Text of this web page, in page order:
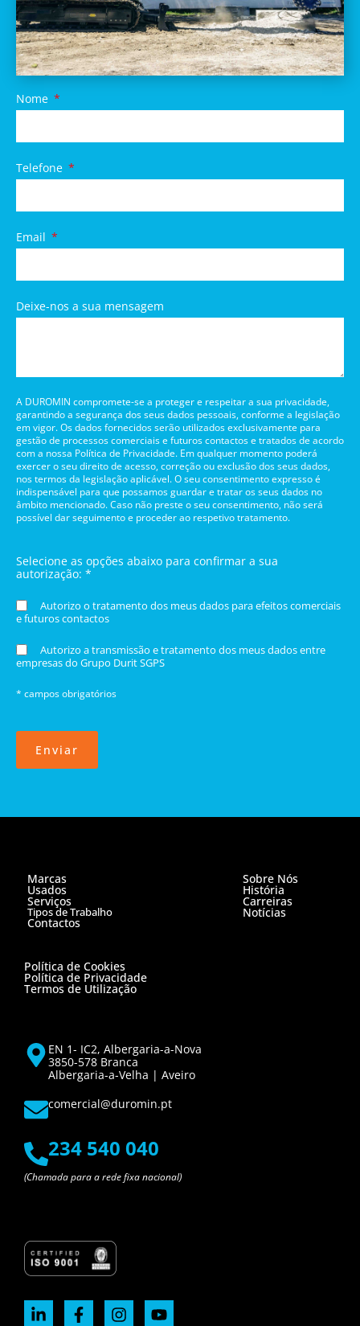
Nome
Telefone
Email
Deixe-nos a sua mensagem
A DUROMIN compromete-se a proteger e respeitar a sua privacidade,
garantindo a segurança dos seus dados pessoais, conforme a legislação
em vigor. Os dados fornecidos serão utilizados exclusivamente para
gestão de processos comerciais e futuros contactos e tratados de acordo
com a nossa Política de Privacidade. Em qualquer momento poderá
exercer o seu direito de acesso, correção ou exclusão dos seus dados,
nos termos da legislação aplicável. O seu consentimento expresso é
indispensável para que possamos guardar e tratar os seus dados no
âmbito mencionado. Caso não preste o seu consentimento, não será
possível dar seguimento e proceder ao respetivo tratamento.
Selecione as opções abaixo para confirmar a sua
autorização: *
Autorizo o tratamento dos meus dados para efeitos comerciais
e futuros contactos
Autorizo a transmissão e tratamento dos meus dados entre
empresas do Grupo Durit SGPS
* campos obrigatórios
Enviar
Marcas
Usados
Serviços
Tipos de Trabalho
Contactos
Sobre Nós
História
Carreiras
Notícias
Política de Cookies
Política de Privacidade
Termos de Utilização
EN 1- IC2, Albergaria-a-Nova
3850-578 Branca
Albergaria-a-Velha | Aveiro
comercial@duromin.pt
234 540 040
(Chamada para a rede fixa nacional)